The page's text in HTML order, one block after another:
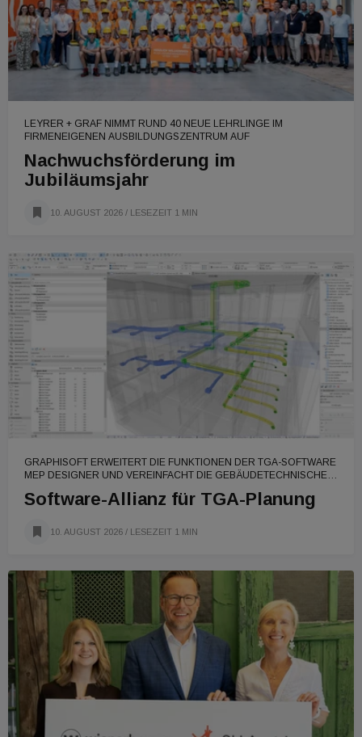
LEYRER + GRAF NIMMT RUND 40 NEUE LEHRLINGE IM
FIRMENEIGENEN AUSBILDUNGSZENTRUM AUF
Nachwuchsförderung im
Jubiläumsjahr
10. AUGUST 2026 / LESEZEIT 1 MIN
GRAPHISOFT ERWEITERT DIE FUNKTIONEN DER TGA-SOFTWARE
MEP DESIGNER UND VEREINFACHT DIE GEBÄUDETECHNISCHE
Software-Allianz für TGA-Planung
10. AUGUST 2026 / LESEZEIT 1 MIN